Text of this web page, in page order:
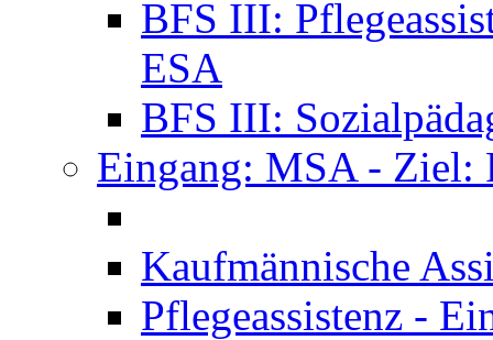
BFS III:
ESA
BFS III:
Eingang: MSA - Ziel:
Kaufmännische
Pflegeassistenz -